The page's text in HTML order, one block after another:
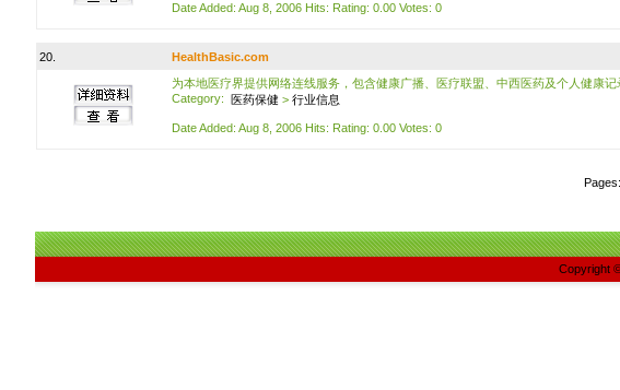
Date Added: Aug 8, 2006 Hits: Rating: 0.00 Votes: 0
20.
HealthBasic.com
为本地医疗界提供网络连线服务，包含健康广播、医疗联盟、中西医药及个人健康记
Category: 医药保健 > 行业信息
Date Added: Aug 8, 2006 Hits: Rating: 0.00 Votes: 0
Pages:
Copyright